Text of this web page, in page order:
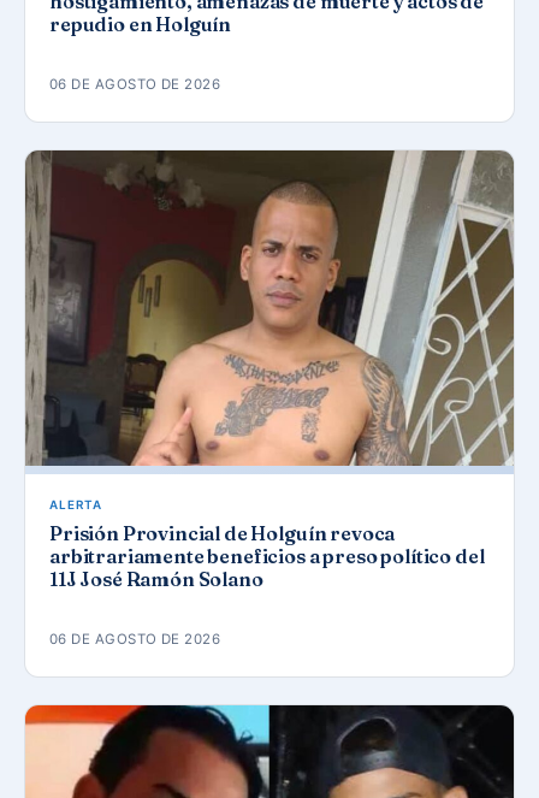
repudio en Holguín
06 DE AGOSTO DE 2026
ALERTA
Prisión Provincial de Holguín revoca
arbitrariamente beneficios a preso político del
11J José Ramón Solano
06 DE AGOSTO DE 2026